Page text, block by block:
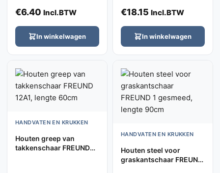
€6.40 Incl.BTW
In winkelwagen
55cm
€18.15 Incl.BTW
In winkelwagen
HANDVATEN EN KRUKKEN
Houten greep van
takkenschaar FREUND
HANDVATEN EN KRUKKEN
Houten steel voor
graskantschaar FREUND